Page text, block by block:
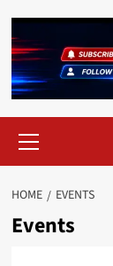
HOME EVENTS
Events